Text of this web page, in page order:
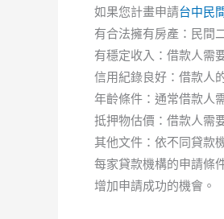
如果您計畫申請台中民
有合法擁有房產：民間
有穩定收入：借款人需
信用紀錄良好：借款人
年齡條件：通常借款人
抵押物估價：借款人需
其他文件：依不同貸款
每家貸款機構的申請條
增加申請成功的機會。